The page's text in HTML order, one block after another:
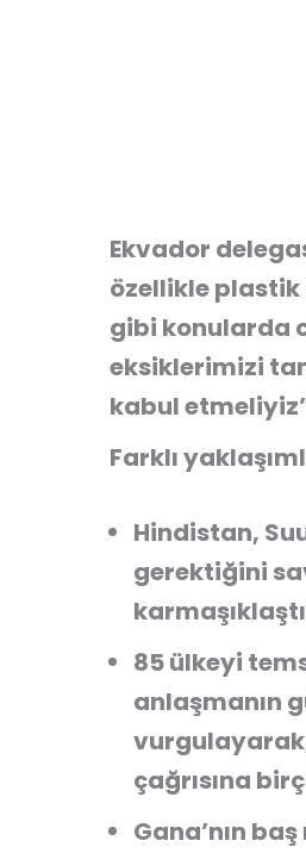
Ekvador
özellikleplastik
gibi konularda
eksiklerimizi
kabul
Farklı
Hindistan,
gerektiğini
85 ülkeyi
anlaşmanın
vurgulayarak,
çağrısına
Gana’nın